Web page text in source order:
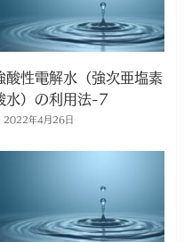
酸性電解水（強次亜塩素
水）の利用法-7
2022年4月26日